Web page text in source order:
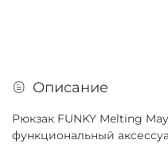
Описание
Рюкзак FUNKY Melting
функциональный